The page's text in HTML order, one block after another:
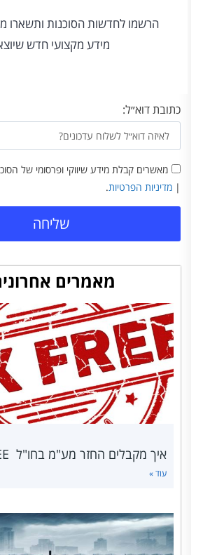
הרשמו לחדשות הסוכנות ותשארו
מידע מקצועי חדש
כתובת דוא״ל:
מאשרים קבלת מידע שיווקי ופרסומי של
| מדיניות הפרטיות.
שליחה
מאמרים
איך מקבלים החזר מע"מ בחו"ל TAX FREE
עוד »